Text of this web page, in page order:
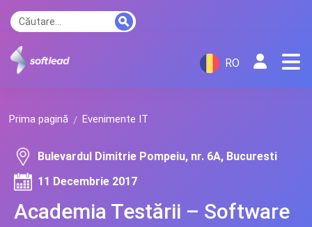
RO
Prima pagină Evenimente IT
Academia Testării – Software
Bulevardul Dimitrie Pompeiu, nr. 6A, Bucuresti
11 Decembrie 2017